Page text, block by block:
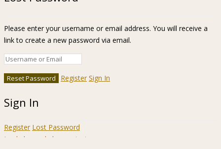
Please enter your username or email address. You will receive a
link to create a new password via email.
Register Sign In
Sign In
Register Lost Password
Ir a la barra de herramientas